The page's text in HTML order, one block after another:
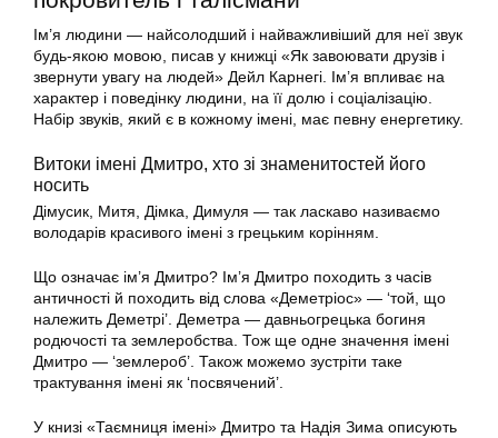
Ім’я людини — найсолодший і найважливіший для неї звук
будь-якою мовою, писав у книжці «Як завоювати друзів і
звернути увагу на людей» Дейл Карнегі. Ім’я впливає на
характер і поведінку людини, на її долю і соціалізацію.
Набір звуків, який є в кожному імені, має певну енергетику.
Витоки імені Дмитро, хто зі знаменитостей його
носить
Дімусик, Митя, Дімка, Димуля — так ласкаво називаємо
володарів красивого імені з грецьким корінням.
Що означає ім’я Дмитро? Ім’я Дмитро походить з часів
античності й походить від слова «Деметріос» — ‘той, що
належить Деметрі’. Деметра — давньогрецька богиня
родючості та землеробства. Тож ще одне значення імені
Дмитро — ‘землероб’. Також можемо зустріти таке
трактування імені як ‘посвячений’.
У книзі «Таємниця імені» Дмитро та Надія Зима описують